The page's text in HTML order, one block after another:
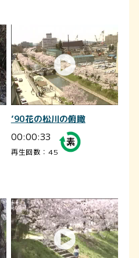
’90花の松川の俯瞰
00:00:33
再生回数：45